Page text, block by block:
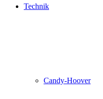
Technik
Candy-Hoover